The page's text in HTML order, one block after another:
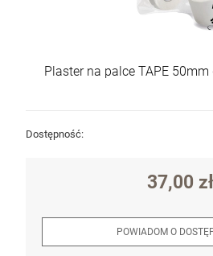
Pistolet HoG Sport v.1 (RA9)
Plaster na palce TAPE
Dostępność:
37,00 zł
POWIADOM O